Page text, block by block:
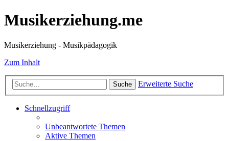
Musikerziehung.me
Musikerziehung - Musikpädagogik
Zum Inhalt
Suche Erweiterte Suche
Schnellzugriff
Unbeantwortete Themen
Aktive Themen